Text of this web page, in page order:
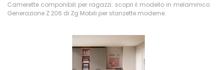
Camerette componibili per ragazzi: scopri il modello in melaminico
Generazione Z 206 di Zg Mobili per stanzette moderne.